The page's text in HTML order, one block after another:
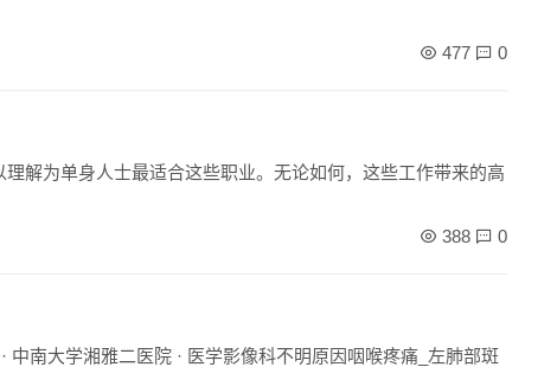
477 0
解为单身人士最适合这些职业。无论如何，这些工作带来的高
388 0
中南大学湘雅二医院 · 医学影像科不明原因咽喉疼痛_左肺部斑